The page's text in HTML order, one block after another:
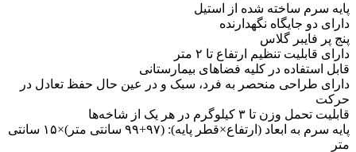
پایه سرم ساخته شده از استیل
دارای دو جایگاه نگهدارنده
پنج پر فایبر گلاس
دارای قابلیت تنظیم ارتفاع تا ۲ متر
قابل استفاده در کلیه فضاهای بیمارستانی
دارای طراحی منحصر به فرد، سبک و در عین حال حفظ تعادل در
حرکت
قابلیت تحمل وزن تا ۳ کیلوگرم در هر یک از شاخه‌ها
پایه سرم به ابعاد (ارتفاع×قطر پایه): (۹۷+۹۹ سانتی متر)×۱۵ سانتی
متر